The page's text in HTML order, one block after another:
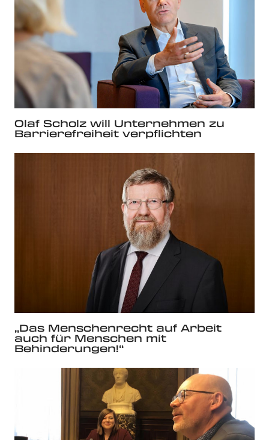
Olaf Scholz will Unternehmen zu
Barrierefreiheit verpflichten
„Das Menschenrecht auf Arbeit
auch für Menschen mit
Behinderungen!“